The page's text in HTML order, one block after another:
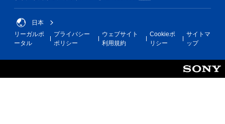
日本
リーガルポ
ータル
プライバシー
ポリシー
ウェブサイト
利用規約
Cookieポ
リシー
サイトマ
ップ